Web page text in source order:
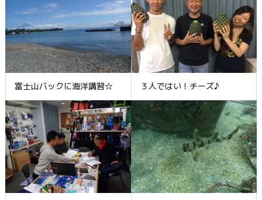
富士山バックに海洋講習☆ ３人ではい！チーズ♪